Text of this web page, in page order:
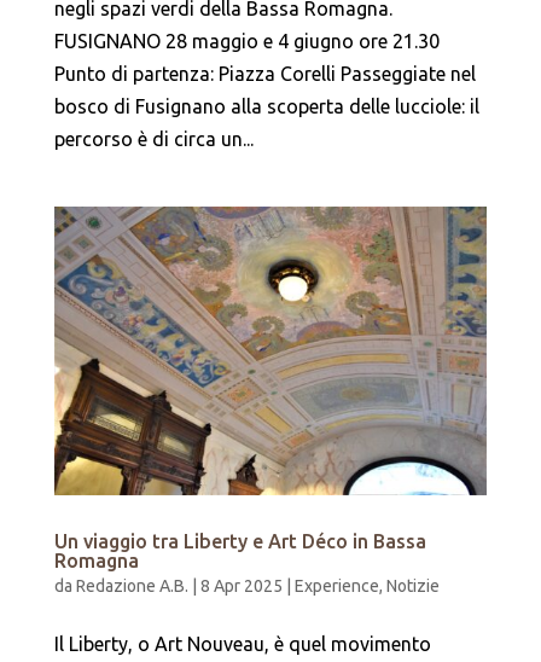
negli spazi verdi della Bassa Romagna.
FUSIGNANO 28 maggio e 4 giugno ore 21.30
Punto di partenza: Piazza Corelli Passeggiate nel
bosco di Fusignano alla scoperta delle lucciole: il
percorso è di circa un...
Un viaggio tra Liberty e Art Déco in Bassa
Romagna
da Redazione A.B. 8 Apr 2025 Experience, Notizie
Il Liberty, o Art Nouveau, è quel movimento